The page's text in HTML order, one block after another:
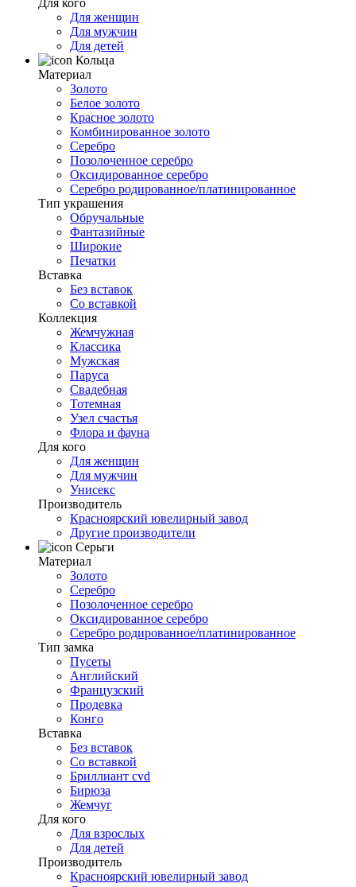
Для кого
Для женщин
Для мужчин
Для детей
Кольца
Материал
Золото
Белое золото
Красное золото
Комбинированное золото
Серебро
Позолоченное серебро
Оксидированное серебро
Серебро родированное/платинированное
Тип украшения
Обручальные
Фантазийные
Широкие
Печатки
Вставка
Без вставок
Со вставкой
Коллекция
Жемчужная
Классика
Мужская
Паруса
Свадебная
Тотемная
Узел счастья
Флора и фауна
Для кого
Для женщин
Для мужчин
Унисекс
Производитель
Красноярский ювелирный завод
Другие производители
Серьги
Материал
Золото
Серебро
Позолоченное серебро
Оксидированное серебро
Серебро родированное/платинированное
Тип замка
Пусеты
Английский
Французский
Продевка
Конго
Вставка
Без вставок
Со вставкой
Бриллиант cvd
Бирюза
Жемчуг
Для кого
Для взрослых
Для детей
Производитель
Красноярский ювелирный завод